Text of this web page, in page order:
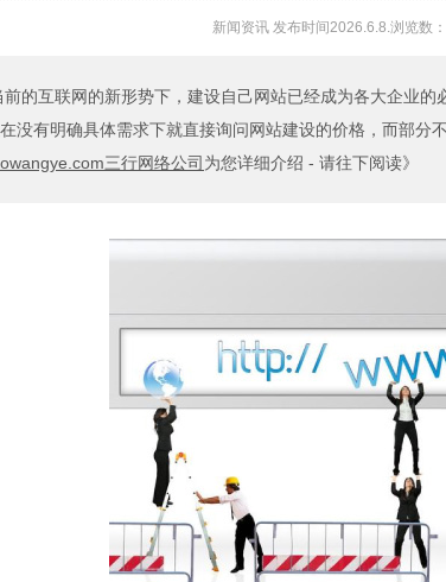
新闻资讯 发布时间2026.6.8.浏览数：
前的互联网的新形势下，建设自己网站已经成为各大企业
没有明确具体需求下就直接询问网站建设的价格，而部分
三行网络公司 为您详细介绍 - 请往下阅读》